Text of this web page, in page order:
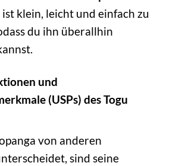
ist klein, leicht und einfach zu
du ihn überallhin
und
(USPs) des Togu
von anderen
sind seine